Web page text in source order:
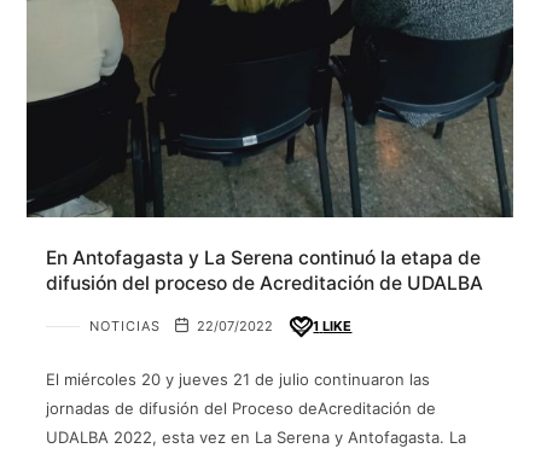
En Antofagasta y La Serena continuó la etapa de
difusión del proceso de Acreditación de UDALBA
NOTICIAS 22/07/2022 1 LIKE
El miércoles 20 y jueves 21 de julio continuaron las
jornadas de difusión del Proceso deAcreditación de
UDALBA 2022, esta vez en La Serena y Antofagasta. La